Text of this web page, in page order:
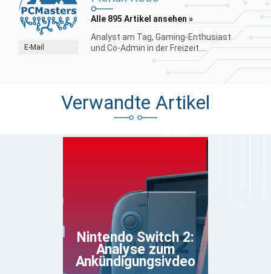
E-Mail
Alle 895 Artikel ansehen »
Analyst am Tag, Gaming-Enthusiast
und Co-Admin in der Freizeit....
Verwandte Artikel
Nintendo Switch 2:
Analyse zum
Ankündigungsivdeo